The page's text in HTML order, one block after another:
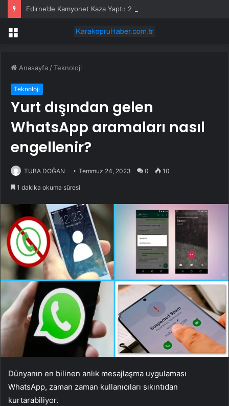
Edirne’de Kamyonet Kaza Yaptı: 2 Yaralı
Menü
Anasayfa /Teknoloji
Teknoloji
Yurt dışından gelen
WhatsApp aramaları nasıl
engellenir?
TUBA DOĞAN Temmuz 24, 2023 0 10
1 dakika okuma süresi
Dünyanın en bilinen anlık mesajlaşma uygulaması
WhatsApp, zaman zaman kullanıcıları sıkıntıdan
kurtarabiliyor.